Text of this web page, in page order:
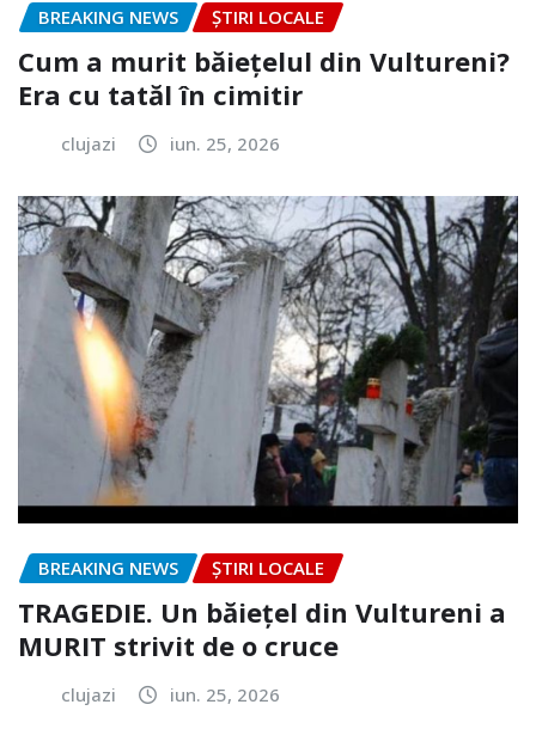
BREAKING NEWS ȘTIRI LOCALE
Cum a murit băiețelul din Vultureni?
Era cu tatăl în cimitir
clujazi iun. 25, 2026
BREAKING NEWS ȘTIRI LOCALE
TRAGEDIE. Un băiețel din Vultureni a
MURIT strivit de o cruce
clujazi iun. 25, 2026